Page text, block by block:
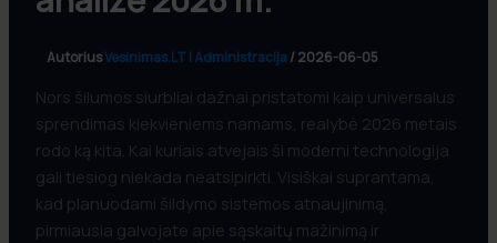
AutoriusVesinimas.LT | Administracija/ 2026-06-05
Nors šilumos siurbliai dažnai pristatomi kaip universalus
sprendimas kiekvieniems namams, realybė 2026 metais
rodo ką kita. Kai kuriais atvejais ši moderni technologija
gali tiesiog niekada neatsipirkti. Visiškai suprantama,
kad planuodami šildymo sistemos atnaujinimą,
pirmiausia galvojate apie sąskaitų mažinimą ir